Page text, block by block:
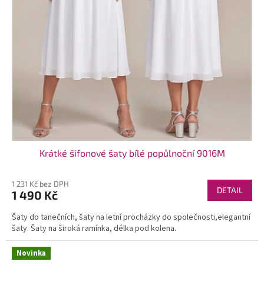
Krátké šifonové šaty bílé popůlnoční 9016M
1 231 Kč bez DPH
1 490 Kč DETAIL
Šaty do tanečních, šaty na letní procházky do společnosti,elegantní
šaty. Šaty na široká ramínka, délka pod kolena.
Novinka